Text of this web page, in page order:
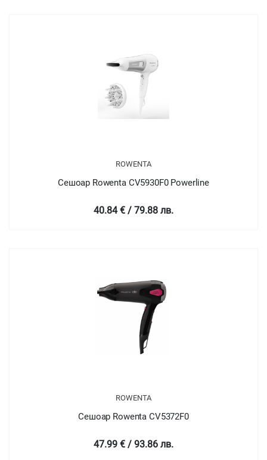
ROWENTA
Сешоар Rowenta CV5930F0 Powerline
40.84 € / 79.88 лв.
ROWENTA
Сешоар Rowenta CV5372F0
47.99 € / 93.86 лв.